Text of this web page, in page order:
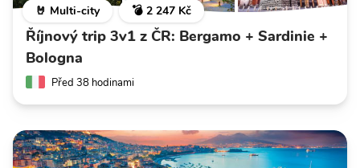
🤘 Multi-city 💣 2 247 Kč
Říjnový trip 3v1 z ČR: Bergamo + Sardinie +
Bologna
Před 38 hodinami